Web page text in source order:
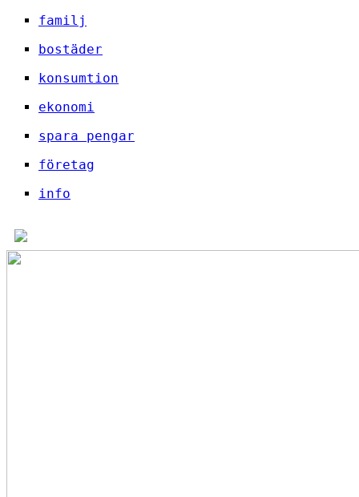
familj
bostäder
konsumtion
ekonomi
spara pengar
företag
info